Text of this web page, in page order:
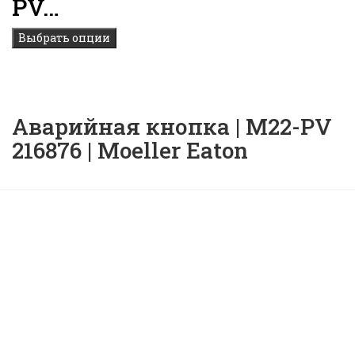
PV…
Выбрать опции
Аварийная кнопка | M22-PV
216876 | Moeller Eaton